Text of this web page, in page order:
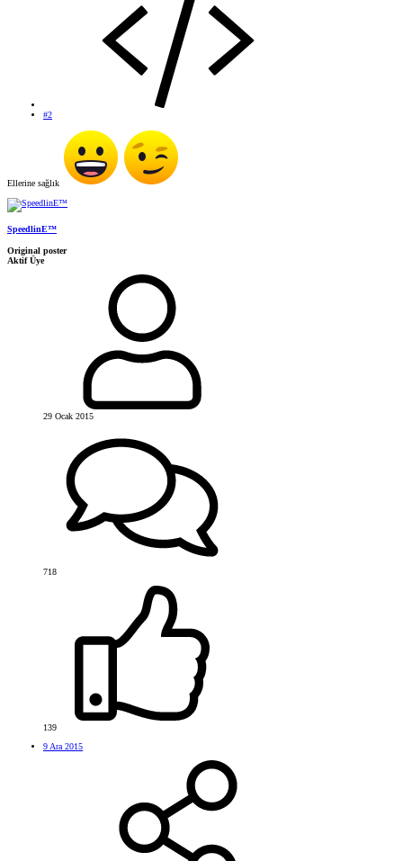
#2
Ellerine sağlık
SpeedlinE™
Original poster
Aktif Üye
29 Ocak 2015
718
139
9 Ara 2015